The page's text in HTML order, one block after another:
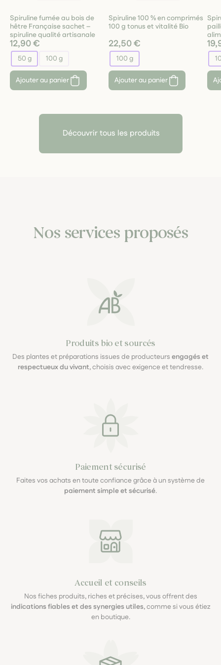
Spiruline fumée au bois de
hêtre Française sachet –
spiruline qualité artisanale
12,90 €
50 g 100 g
Ajouter au panier
Spiruline 100 % en comprimés
100 g tonus et vitalité Bio
22,50 €
100 g
Ajouter au panier
Découvrir tous les produits
Nos services proposés
Produits bio et sourcés
Des plantes et préparations issues de producteurs engagés et
respectueux du vivant, choisis avec exigence et tendresse.
Paiement sécurisé
Faites vos achats en toute confiance grâce à un système de
paiement simple et sécurisé.
Accueil et conseils
Nos fiches produits, riches et précises, vous offrent des
indications fiables et des synergies utiles, comme si vous étiez
en boutique.